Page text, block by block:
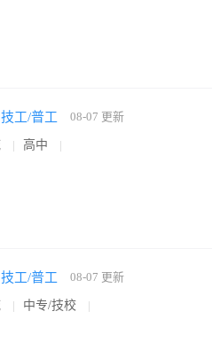
技工/普工 08-07 更新
高中
技工/普工 08-07 更新
中专/技校